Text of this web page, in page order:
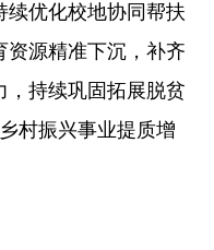
续优化校地协同帮扶
资源精准下沉，补齐
，持续巩固拓展脱贫
村振兴事业提质增